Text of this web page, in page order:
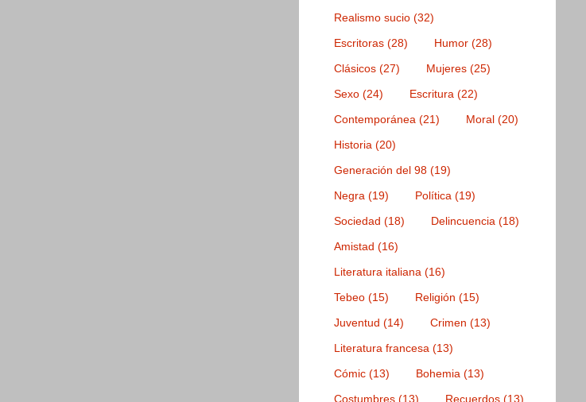
Realismo sucio (32)
Escritoras (28) Humor (28)
Clásicos (27) Mujeres (25)
Sexo (24) Escritura (22)
Contemporánea (21) Moral (20)
Historia (20)
Generación del 98 (19)
Negra (19) Política (19)
Sociedad (18) Delincuencia (18)
Amistad (16)
Literatura italiana (16)
Tebeo (15) Religión (15)
Juventud (14) Crimen (13)
Literatura francesa (13)
Cómic (13) Bohemia (13)
Costumbres (13) Recuerdos (13)